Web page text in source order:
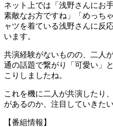
ネット上では「浅野さんにお
素敵なお方ですね」「めっち
ャツを着ている浅野さんに反
います。
共演経験がないものの、二人
通の話題で繋がり「可愛い」
こりしましたね。
これを機に二人が共演したり
があるのか、注目していきたい
【番組情報】